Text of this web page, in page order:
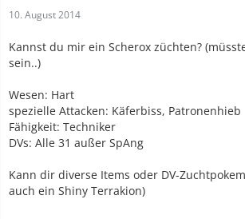
10. August 2014
Kannst du mir ein Scherox züchten?
sein..)
Wesen: Hart
spezielle Attacken: Käferbiss, Patronenhieb
Fähigkeit: Techniker
DVs: Alle 31 außer SpAng
Kann dir diverse Items oder DV-
auch ein Shiny Terrakion)